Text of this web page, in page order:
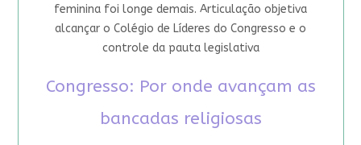
feminina foi longe demais. Articulação objetiva
alcançar o Colégio de Líderes do Congresso e o
controle da pauta legislativa
Congresso: Por onde avançam as
bancadas religiosas